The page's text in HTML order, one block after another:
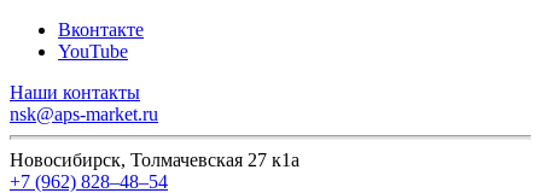
Вконтакте
YouTube
Наши контакты
nsk@aps-market.ru
Новосибирск, Толмачевская 27 к1а
+7 (962) 828‒48‒54